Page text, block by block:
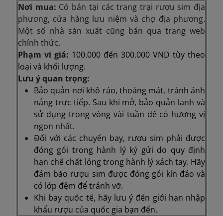
Nơi mua: Có bán tại các trang trại rượu sim địa
phương, cửa hàng lưu niệm và chợ địa phương.
Một số nhà sản xuất cũng bán qua trang web
chính thức.
Phạm vi giá: 100.000 đến 300.000 VND tùy theo
loại và khối lượng.
Lưu ý quan trọng:
Bảo quản nơi khô ráo, thoáng mát, tránh ánh
nắng trực tiếp. Sau khi mở, bảo quản lạnh và
sử dụng trong vòng vài tuần để có hương vị
ngon nhất.
Đối với các chuyến bay, rượu sim phải được
đóng gói trong hành lý ký gửi do quy định
hạn chế chất lỏng trong hành lý xách tay. Hãy
đảm bảo rượu sim được đóng gói kín đáo và
có lớp đệm để tránh vỡ.
Khi bay quốc tế, hãy lưu ý đến giới hạn nhập
khẩu rượu của quốc gia bạn đến.